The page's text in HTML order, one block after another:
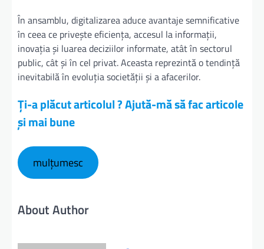
În ansamblu, digitalizarea aduce avantaje semnificative
în ceea ce privește eficiența, accesul la informații,
inovația și luarea deciziilor informate, atât în sectorul
public, cât și în cel privat. Aceasta reprezintă o tendință
inevitabilă în evoluția societății și a afacerilor.
Ți-a plăcut articolul ? Ajută-mă să fac articole
și mai bune
mulțumesc
About Author